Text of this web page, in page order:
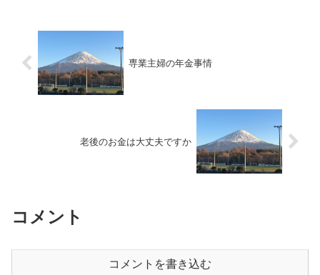
専業主婦の年金事情
老後のお金は大丈夫ですか
コメント
コメントを書き込む